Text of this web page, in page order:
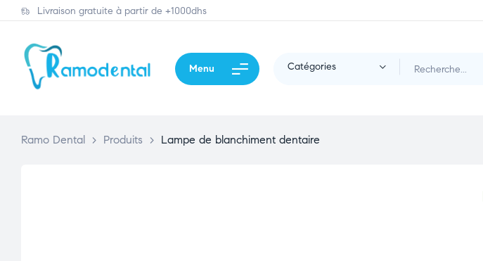
Livraison gratuite à partir de +1000dhs
Menu Catégories
Ramo Dental > Produits > Lampe de blanchiment dentaire